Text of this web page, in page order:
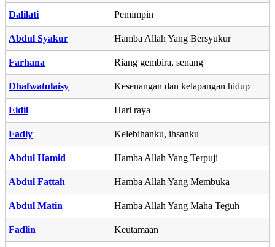
Dalilati Pemimpin
Abdul Syakur Hamba Allah Yang Bersyukur
Farhana Riang gembira, senang
Dhafwatulaisy Kesenangan dan kelapangan hidup
Eidil Hari raya
Fadly Kelebihanku, ihsanku
Abdul Hamid Hamba Allah Yang Terpuji
Abdul Fattah Hamba Allah Yang Membuka
Abdul Matin Hamba Allah Yang Maha Teguh
Fadlin Keutamaan